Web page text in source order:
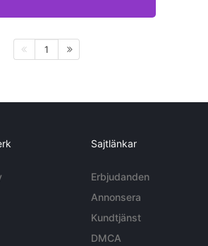
1
Sajtlänkar
Erbjudanden
Annonsera
Kundtjänst
DMCA